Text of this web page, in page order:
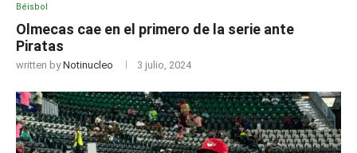
Béisbol
Olmecas cae en el primero de la serie ante
Piratas
written byNotinucleo 3 julio, 2024